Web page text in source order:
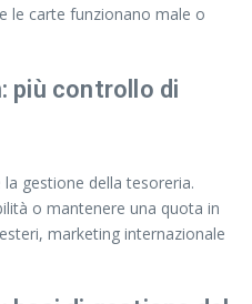
le carte funzionano male o
più controllo di
gestione della tesoreria.
o mantenere una quota in
marketing internazionale